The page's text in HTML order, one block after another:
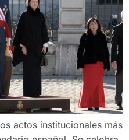
actos institucionales más